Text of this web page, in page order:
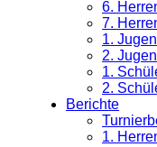
6.
7.
1.
2.
1.
2.
Berichte
1.